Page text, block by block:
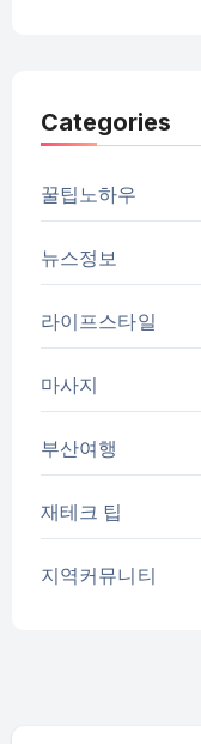
Categories
꿀팁노하우
뉴스정보
라이프스타일
마사지
부산여행
재테크 팁
지역커뮤니티